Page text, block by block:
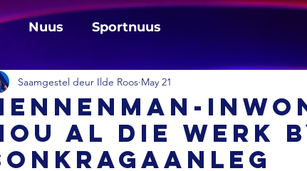
Nuus Sportnuus
al die werk
Saamgestel deur Ilde Roos May 21